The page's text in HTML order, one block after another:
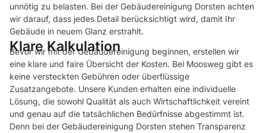
unnötig zu belasten. Bei der Gebäudereinigung Dorsten achten
wir darauf, dass jedes Detail berücksichtigt wird, damit Ihr
Gebäude in neuem Glanz erstrahlt.
Klare Kalkulation
Bevor wir mit der Gebäudereinigung beginnen, erstellen wir
eine klare und faire Übersicht der Kosten. Bei Moosweg gibt es
keine versteckten Gebühren oder überflüssige
Zusatzangebote. Unsere Kunden erhalten eine individuelle
Lösung, die sowohl Qualität als auch Wirtschaftlichkeit vereint
und genau auf die tatsächlichen Bedürfnisse abgestimmt ist.
Denn bei der Gebäudereinigung Dorsten stehen Transparenz